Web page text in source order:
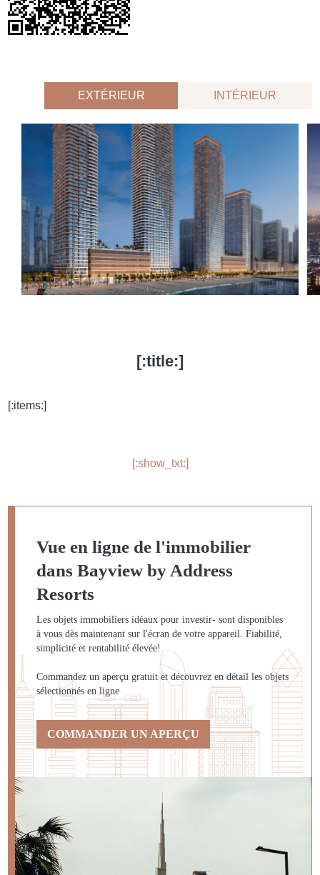
EXTÉRIEUR INTÉRIEUR
[:title:]
[:items:]
[:show_txt:]
Vue en ligne de l'immobilier
dans Bayview by Address
Resorts
Les objets immobiliers idéaux pour investir- sont disponibles
à vous dès maintenant sur l'écran de votre appareil. Fiabilité,
simplicité et rentabilité élevée!
Commandez un aperçu gratuit et découvrez en détail les objets
sélectionnés en ligne
COMMANDER UN APERÇU